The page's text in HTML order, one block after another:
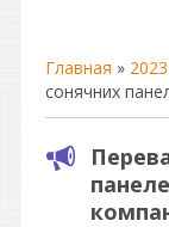
Главная » 2023
сонячних